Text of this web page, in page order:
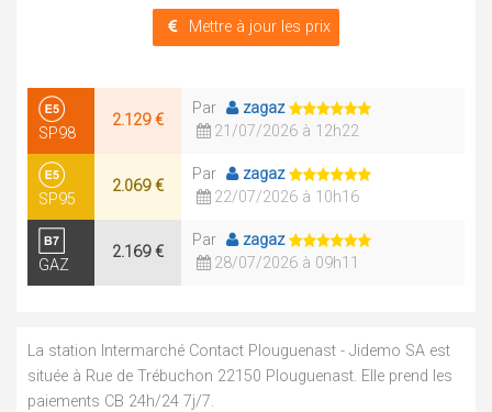
Mettre à jour les prix
SP98
2.129 €
Par
zagaz
21/07/2026 à 12h22
SP95
2.069 €
Par
zagaz
22/07/2026 à 10h16
GAZ
2.169 €
Par
zagaz
28/07/2026 à 09h11
La station Intermarché Contact Plouguenast - Jidemo SA est
située à Rue de Trébuchon 22150 Plouguenast. Elle prend les
paiements CB 24h/24 7j/7.